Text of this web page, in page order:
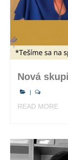
KONTAKTY
Nová
|
READ MORE